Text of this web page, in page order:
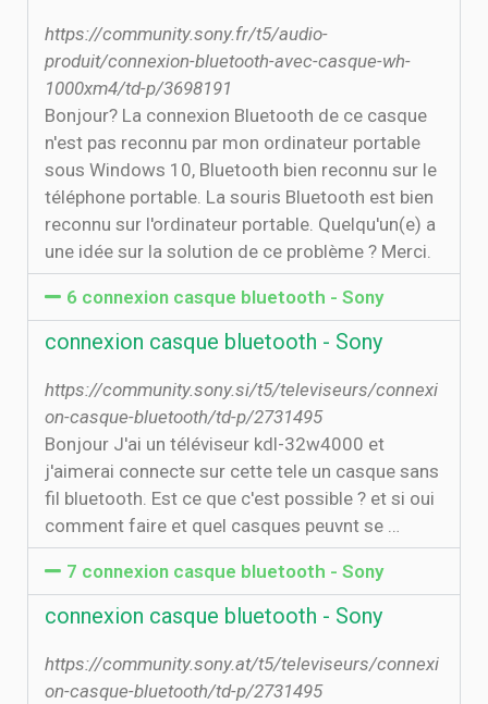
https://community.sony.fr/t5/audio-
produit/connexion-bluetooth-avec-casque-wh-
1000xm4/td-p/3698191
Bonjour? La connexion Bluetooth de ce casque
n'est pas reconnu par mon ordinateur portable
sous Windows 10, Bluetooth bien reconnu sur le
téléphone portable. La souris Bluetooth est bien
reconnu sur l'ordinateur portable. Quelqu'un(e) a
une idée sur la solution de ce problème ? Merci.
6 connexion casque bluetooth - Sony
connexion casque bluetooth - Sony
https://community.sony.si/t5/televiseurs/connexi
on-casque-bluetooth/td-p/2731495
Bonjour J'ai un téléviseur kdl-32w4000 et
j'aimerai connecte sur cette tele un casque sans
fil bluetooth. Est ce que c'est possible ? et si oui
comment faire et quel casques peuvnt se …
7 connexion casque bluetooth - Sony
connexion casque bluetooth - Sony
https://community.sony.at/t5/televiseurs/connexi
on-casque-bluetooth/td-p/2731495